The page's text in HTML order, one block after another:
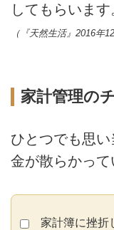
してもらいます
（『天然生活』2016年
家計管理の
ひとつでも思
金が散らかって
家計簿に挫折